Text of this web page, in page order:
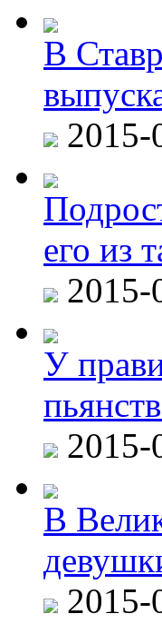
В
2015-
его из
2015-
У
2015-
В
2015-